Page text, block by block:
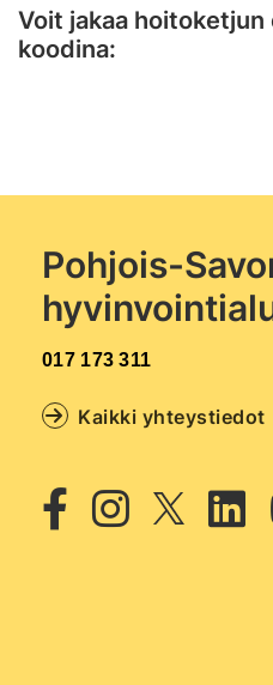
Voit jakaa hoitoketjun
koodina:
Pohjois-
017 173 311
Kaikki yhteystiedot